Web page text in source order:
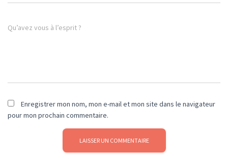
Qu’avez vous à l’esprit ?
Enregistrer mon nom, mon e-mail et mon site dans le navigateur
pour mon prochain commentaire.